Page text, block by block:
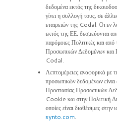
δεδομένα εκτός της
γίνει η συλλογή τους, σε
εταιρειών της Codal. Οι εν
εκτός της ΕΕ, δεσμεύονται
παρόμοιες Πολιτικές και
Προσωπικών Δεδομένων και
Codal.
Λεπτομέρειες αναφορικά με
προσωπικών δεδομένων είναι
Προστασίας Προσωπικών
Cookie και στην Πολιτική
οποίες είναι διαθέσιμες στην
synto.com.